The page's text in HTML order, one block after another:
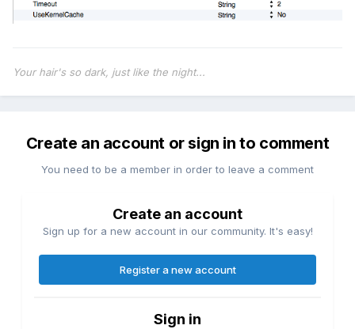
Your hair's so dark, just like the night...
Create an account or sign in to comment
You need to be a member in order to leave a comment
Create an account
Sign up for a new account in our community. It's easy!
Register a new account
Sign in